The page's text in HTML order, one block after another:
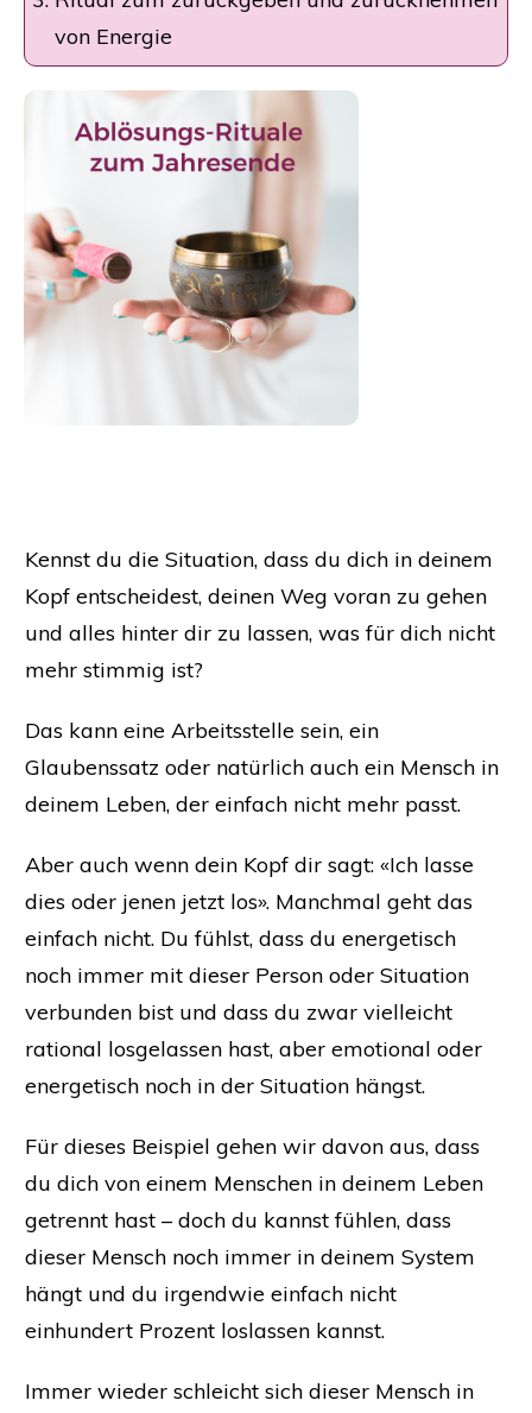
von Energie
Kennst du die Situation, dass du dich in deinem
Kopf entscheidest, deinen Weg voran zu gehen
und alles hinter dir zu lassen, was für dich nicht
mehr stimmig ist?
Das kann eine Arbeitsstelle sein, ein
Glaubenssatz oder natürlich auch ein Mensch in
deinem Leben, der einfach nicht mehr passt.
Aber auch wenn dein Kopf dir sagt: «Ich lasse
dies oder jenen jetzt los». Manchmal geht das
einfach nicht. Du fühlst, dass du energetisch
noch immer mit dieser Person oder Situation
verbunden bist und dass du zwar vielleicht
rational losgelassen hast, aber emotional oder
energetisch noch in der Situation hängst.
Für dieses Beispiel gehen wir davon aus, dass
du dich von einem Menschen in deinem Leben
getrennt hast – doch du kannst fühlen, dass
dieser Mensch noch immer in deinem System
hängt und du irgendwie einfach nicht
einhundert Prozent loslassen kannst.​
Immer wieder schleicht sich dieser Mensch in